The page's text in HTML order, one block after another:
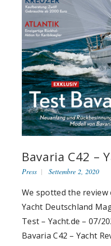
Bavaria C42 –
Press Settembre 2, 2020
We spotted the review
Yacht Deutschland
Test – Yacht.de – 07/
Bavaria C42 – Yacht